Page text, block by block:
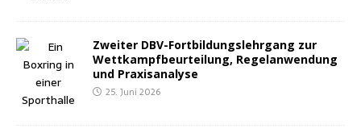
Zwei­ter DBV-Fort­bil­dungs­lehr­gang zur
Wett­kampf­be­ur­tei­lung, Regel­an­wen­dung
und Praxisanalyse
25. Juni 2026